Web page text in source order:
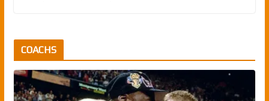
COACHS